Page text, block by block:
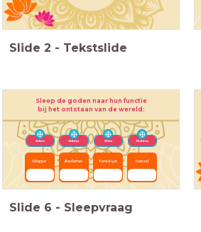
Slide 2 - Tekstslide
Schepper
Sleep de goden naar hun functie
bij het ontstaan van de wereld:
Beschermer Vernietiger Geen rol
Adam Vishnu Shiva Brahma
Slide 6 - Sleepvraag